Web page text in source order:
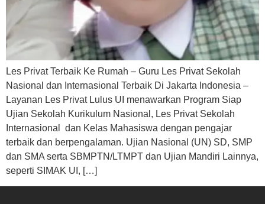
Les Privat Terbaik Ke Rumah – Guru Les Privat Sekolah
Nasional dan Internasional Terbaik Di Jakarta Indonesia –
Layanan Les Privat Lulus UI menawarkan Program Siap
Ujian Sekolah Kurikulum Nasional, Les Privat Sekolah
Internasional dan Kelas Mahasiswa dengan pengajar
terbaik dan berpengalaman. Ujian Nasional (UN) SD, SMP
dan SMA serta SBMPTN/LTMPT dan Ujian Mandiri Lainnya,
seperti SIMAK UI, […]